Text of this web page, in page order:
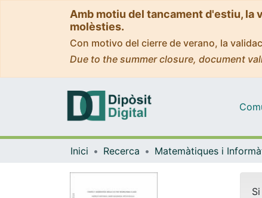
Amb motiu del tancament d'estiu, la
molèsties.
Con motivo del cierre de verano, la
Due to the summer closure, document
Inici Recerca